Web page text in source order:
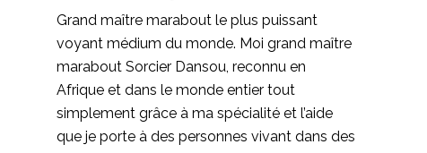
Grand maître marabout le plus puissant
voyant médium du monde. Moi grand maître
marabout Sorcier Dansou, reconnu en
Afrique et dans le monde entier tout
simplement grâce à ma spécialité et l’aide
que je porte à des personnes vivant dans des